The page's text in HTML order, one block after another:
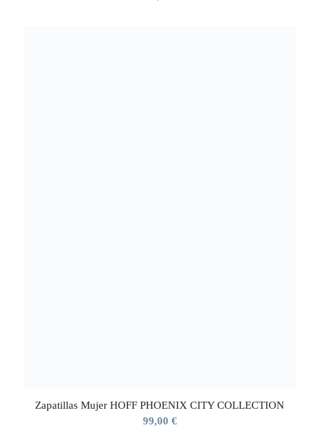
Zapatillas Mujer HOFF PHOENIX CITY COLLECTION
99,00 €